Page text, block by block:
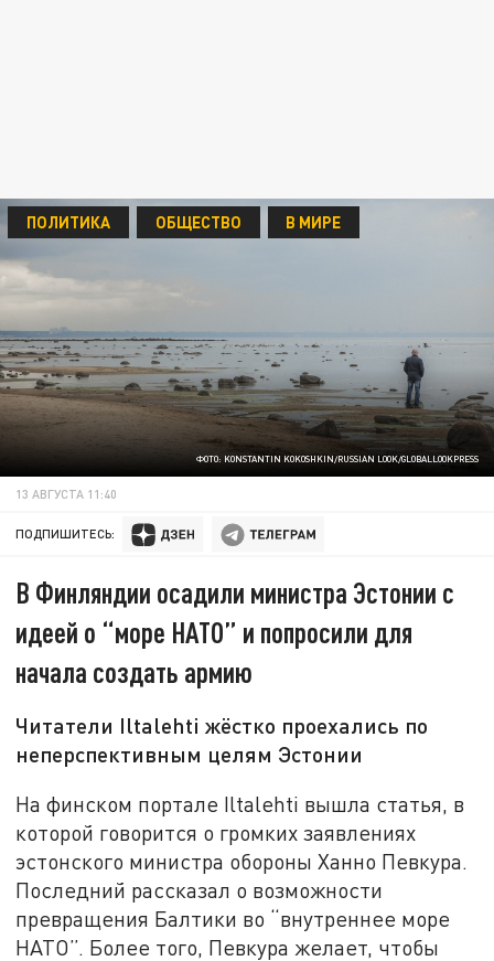
ФОТО: KONSTANTIN KOKOSHKIN/RUSSIAN LOOK/GLOBALLOOKPRESS
ПОЛИТИКА ОБЩЕСТВО В МИРЕ
13 АВГУСТА 11:40
ПОДПИШИТЕСЬ:
В Финляндии осадили министра Эстонии с
идеей о “море НАТО” и попросили для
начала создать армию
Читатели Iltalehti жёстко проехались по
неперспективным целям Эстонии
На финском портале Iltalehti вышла статья, в
которой говорится о громких заявлениях
эстонского министра обороны Ханно Певкура.
Последний рассказал о возможности
превращения Балтики во “внутреннее море
НАТО”. Более того, Певкура желает, чтобы